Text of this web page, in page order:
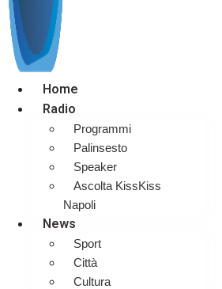
Home
Radio
Programmi
Palinsesto
Speaker
Ascolta KissKiss
Napoli
News
Sport
Città
Cultura